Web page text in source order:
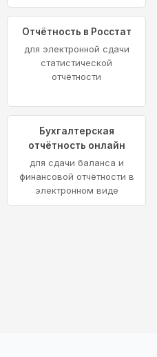
Отчётность в Росстат
для электронной сдачи
статистической
отчётности
Бухгалтерская
отчётность онлайн
для сдачи баланса и
финансовой отчётности в
электронном виде